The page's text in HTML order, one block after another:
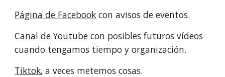
Página de Facebook con avisos de eventos.
Canal de Youtube con posibles futuros vídeos
cuando tengamos tiempo y organización.
Tiktok, a veces metemos cosas.